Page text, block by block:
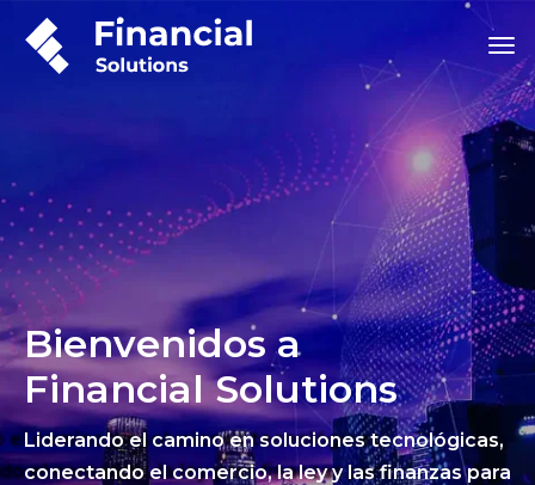
Bienvenidos a
Financial Solutions
Liderando el camino en soluciones tecnológicas,
conectando el comercio, la ley y las finanzas para